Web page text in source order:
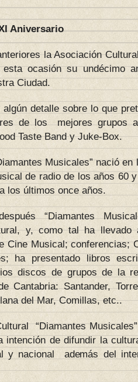
Aniversario
la Asociación
ocasión su undécimo
Ciudad.
algún detalle sobre lo que
de los mejores grupos
Taste Band y Juke-Box.
Musicales” nació
de radio de los años 60
los últimos once años.
“Diamantes
y, como tal ha llevado
Cine Musical; conferencias;
ha presentado libros
discos de grupos de la
Cantabria: Santander,
del Mar, Comillas, etc..
“Diamantes
intención de difundir la
y nacional además del